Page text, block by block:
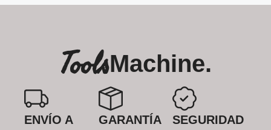
ToolsMachine.
ENVÍO A
GARANTÍA
SEGURIDAD